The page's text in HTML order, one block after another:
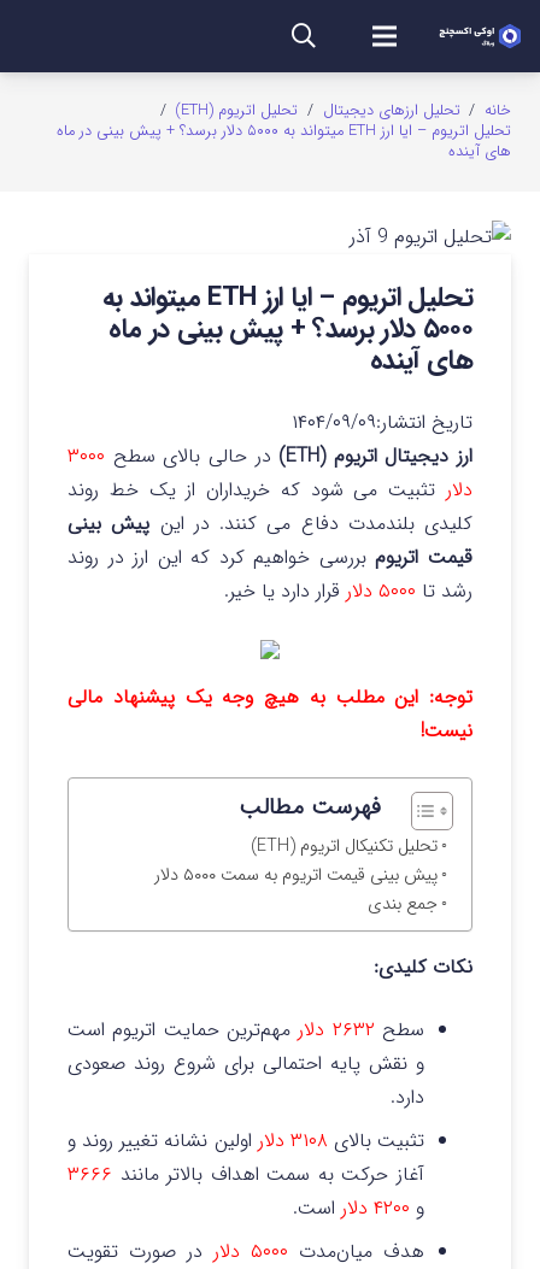
خانه / تحلیل ارزهای دیجیتال / تحلیل اتریوم (ETH)
/
تحلیل اتریوم – ایا ارز ETH میتواند به ۵۰۰۰ دلار برسد؟ + پیش بینی در ماه
های آینده
تحلیل اتریوم – ایا ارز ETH میتواند به
۵۰۰۰ دلار برسد؟ + پیش بینی در ماه
های آینده
تاریخ انتشار:۱۴۰۴/۰۹/۰۹
ارز دیجیتال اتریوم (ETH)
در حالی بالای سطح ۳۰۰۰
دلار تثبیت می شود که خریداران از یک خط روند
کلیدی بلندمدت دفاع می کنند. در این پیش بینی
قیمت اتریومبررسی خواهیم کرد که این ارز در روند
رشد تا ۵۰۰۰ دلار قرار دارد یا خیر.
توجه: این مطلب به هیچ وجه یک پیشنهاد مالی
نیست!
فهرست مطالب
تحلیل تکنیکال اتریوم (ETH)
پیش بینی قیمت اتریوم به سمت ۵۰۰۰ دلار
جمع بندی
نکات کلیدی:
سطح ۲۶۳۲ دلار
مهم‌ترین حمایت اتریوم است
و نقش پایه احتمالی برای شروع روند صعودی
دارد.
تثبیت بالای ۳۱۰۸ دلار
اولین نشانه تغییر روند و
آغاز حرکت به سمت اهداف بالاتر مانند ۳۶۶۶
و
است.
هدف میان‌مدت ۵۰۰۰ دلار
در صورت تقویت